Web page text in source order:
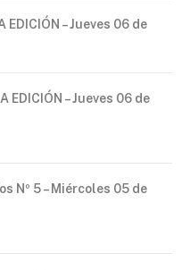
EDICIÓN – Jueves 06 de
EDICIÓN – Jueves 06 de
Nº 5 – Miércoles 05 de